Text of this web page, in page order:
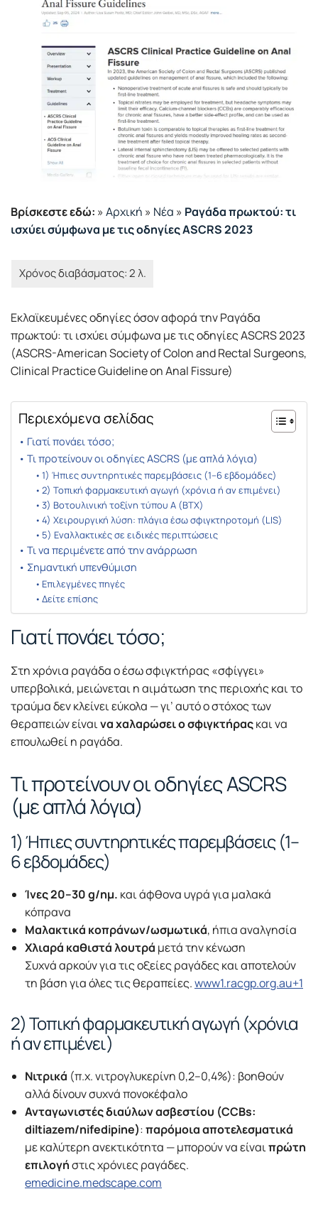
Βρίσκεστε εδώ: » Αρχική » Νέα » Ραγάδα πρωκτού: τι
ισχύει σύμφωνα με τις οδηγίες ASCRS 2023
Εκλαϊκευμένες οδηγίες όσον αφορά την Ραγάδα
πρωκτού: τι ισχύει σύμφωνα με τις οδηγίες ASCRS 2023
(ASCRS-American Society of Colon and Rectal Surgeons,
Clinical Practice Guideline on Anal Fissure)
Περιεχόμενα σελίδας
Γιατί πονάει τόσο;
Τι προτείνουν οι οδηγίες ASCRS (με απλά λόγια)
1) Ήπιες συντηρητικές παρεμβάσεις (1–6 εβδομάδες)
2) Τοπική φαρμακευτική αγωγή (χρόνια ή αν επιμένει)
3) Βοτουλινική τοξίνη τύπου Α (BTX)
4) Χειρουργική λύση: πλάγια έσω σφιγκτηροτομή (LIS)
5) Εναλλακτικές σε ειδικές περιπτώσεις
Τι να περιμένετε από την ανάρρωση
Σημαντική υπενθύμιση
Επιλεγμένες πηγές
Δείτε επίσης
Γιατί πονάει τόσο;
Στη χρόνια ραγάδα ο έσω σφιγκτήρας «σφίγγει»
υπερβολικά, μειώνεται η αιμάτωση της περιοχής και το
τραύμα δεν κλείνει εύκολα — γι’ αυτό ο στόχος των
θεραπειών είναινα χαλαρώσει ο σφιγκτήραςκαι να
επουλωθεί η ραγάδα.
Τι προτείνουν οι οδηγίες ASCRS
(με απλά λόγια)
1) Ήπιες συντηρητικές παρεμβάσεις (1–
6 εβδομάδες)
Ίνες 20–30 g/ημ. και άφθονα υγρά για μαλακά
κόπρανα
Μαλακτικά κοπράνων/ωσμωτικά, ήπια αναλγησία
Χλιαρά καθιστά λουτρά μετά την κένωση
Συχνά αρκούν για τις οξείες ραγάδες και αποτελούν
τη βάση για όλες τις θεραπείες.www1.racgp.org.au+1
2) Τοπική φαρμακευτική αγωγή (χρόνια
ή αν επιμένει)
Νιτρικά (π.χ. νιτρογλυκερίνη 0,2–0,4%): βοηθούν
αλλά δίνουν συχνά πονοκέφαλο
Ανταγωνιστές διαύλων ασβεστίου (CCBs:
diltiazem/nifedipine):παρόμοια αποτελεσματικά
με καλύτερη ανεκτικότητα — μπορούν να είναιπρώτη
επιλογήστις χρόνιες ραγάδες.
emedicine.medscape.com